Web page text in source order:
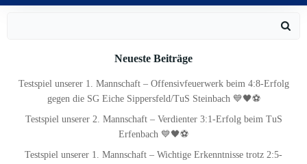
Neueste Beiträge
Testspiel unserer 1. Mannschaft – Offensivfeuerwerk beim 4:8-Erfolg
gegen die SG Eiche Sippersfeld/TuS Steinbach 💙🖤⚽
Testspiel unserer 2. Mannschaft – Verdienter 3:1-Erfolg beim TuS
Erfenbach 💙🖤⚽
Testspiel unserer 1. Mannschaft – Wichtige Erkenntnisse trotz 2:5-